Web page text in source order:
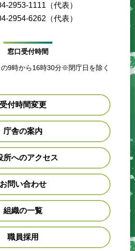
2953-1111（代表）
2954-6262（代表）
窓口受付時間
9時から16時30分※閉庁日を除く
受付時間変更
庁舎の案内
所へのアクセス
お問い合わせ
組織の一覧
職員採用